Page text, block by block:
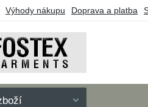
Výhody nákupu Doprava a platba